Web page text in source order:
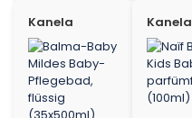
Kanela Kanela